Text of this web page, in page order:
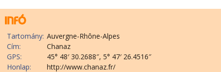
Tartomány: Auvergne-Rhône-Alpes
Cím:
Chanaz
GPS:
45° 48′ 30.2688″, 5° 47′ 26.4516″
Honlap:
http://www.chanaz.fr/